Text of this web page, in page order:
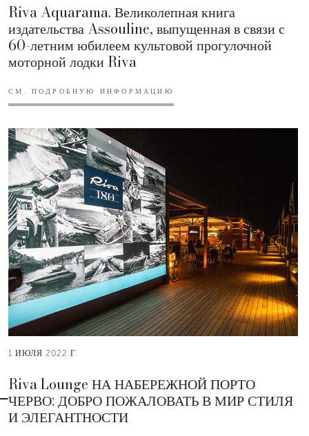
Riva Aquarama. Великолепная книга
издательства Assouline, выпущенная в связи с
60-летним юбилеем культовой прогулочной
моторной лодки Riva
СМ. ПОДРОБНУЮ ИНФОРМАЦИЮ
1 ИЮЛЯ 2022 Г.
Riva Lounge НА НАБЕРЕЖНОЙ ПОРТО
ЧЕРВО: ДОБРО ПОЖАЛОВАТЬ В МИР СТИЛЯ
И ЭЛЕГАНТНОСТИ